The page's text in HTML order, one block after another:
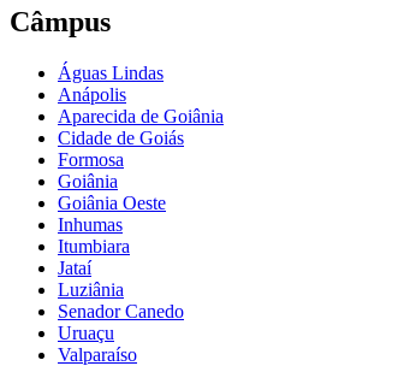
Câmpus
Águas Lindas
Anápolis
Aparecida de Goiânia
Cidade de Goiás
Formosa
Goiânia
Goiânia Oeste
Inhumas
Itumbiara
Jataí
Luziânia
Senador Canedo
Uruaçu
Valparaíso